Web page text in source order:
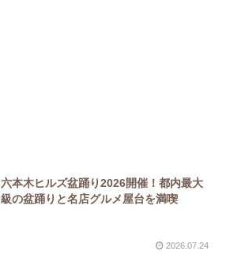
六本木ヒルズ盆踊り2026開催！都内最大
級の盆踊りと名店グルメ屋台を満喫
2026.07.24